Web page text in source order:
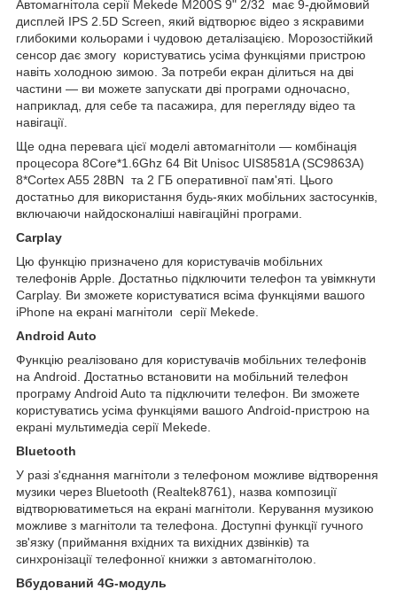
Автомагнітола серії Mekede M200S 9" 2/32 має 9-дюймовий
дисплей IPS 2.5D Screen, який відтворює відео з яскравими
глибокими кольорами і чудовою деталізацією. Морозостійкий
сенсор дає змогу користуватись усіма функціями пристрою
навіть холодною зимою. За потреби екран ділиться на дві
частини — ви можете запускати дві програми одночасно,
наприклад, для себе та пасажира, для перегляду відео та
навігації.
Ще одна перевага цієї моделі автомагнітоли — комбінація
процесора 8Core*1.6Ghz 64 Bit Unisoc UIS8581A (SC9863A)
8*Cortex A55 28BN та 2 ГБ оперативної пам'яті. Цього
достатньо для використання будь-яких мобільних застосунків,
включаючи найдосконаліші навігаційні програми.
Carplay
Цю функцію призначено для користувачів мобільних
телефонів Apple. Достатньо підключити телефон та увімкнути
Carplay. Ви зможете користуватися всіма функціями вашого
iPhone на екрані магнітоли серії Mekede.
Android Auto
Функцію реалізовано для користувачів мобільних телефонів
на Android. Достатньо встановити на мобільний телефон
програму Android Auto та підключити телефон. Ви зможете
користуватись усіма функціями вашого Android-пристрою на
екрані мультимедіа серії Mekede.
Bluetooth
У разі з'єднання магнітоли з телефоном можливе відтворення
музики через Bluetooth (Realtek8761), назва композиції
відтворюватиметься на екрані магнітоли. Керування музикою
можливе з магнітоли та телефона. Доступні функції гучного
зв'язку (приймання вхідних та вихідних дзвінків) та
синхронізації телефонної книжки з автомагнітолою.
Вбудований 4G-модуль